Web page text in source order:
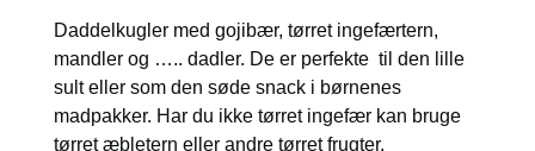
Daddelkugler med gojibær, tørret ingefærtern,
mandler og ….. dadler. De er perfekte til den lille
sult eller som den søde snack i børnenes
madpakker. Har du ikke tørret ingefær kan bruge
tørret æbletern eller andre tørret frugter.